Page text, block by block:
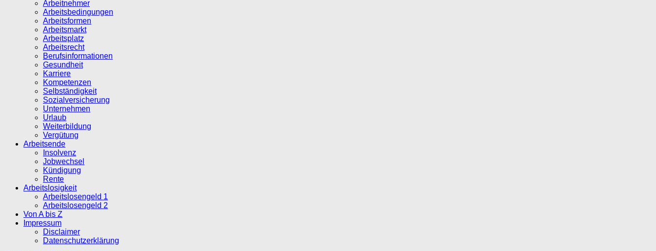
Arbeitnehmer
Arbeitsbedingungen
Arbeitsformen
Arbeitsmarkt
Arbeitsplatz
Arbeitsrecht
Berufsinformationen
Gesundheit
Karriere
Kompetenzen
Selbständigkeit
Sozialversicherung
Unternehmen
Urlaub
Weiterbildung
Vergütung
Arbeitsende
Insolvenz
Jobwechsel
Kündigung
Rente
Arbeitslosigkeit
Arbeitslosengeld 1
Arbeitslosengeld 2
Von A bis Z
Impressum
Disclaimer
Datenschutzerklärung